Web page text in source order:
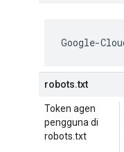
Google-
robots.txt
Token agen
pengguna di
robots.txt